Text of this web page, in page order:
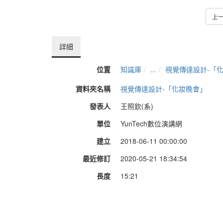
上
詳細
位置 知識庫 ...
視覺傳達設計-「化
資料夾名稱
視覺傳達設計-「化妝晚會」
發表人
王照欽(系)
單位
YunTech數位演講網
建立
2018-06-11 00:00:00
最近修訂
2020-05-21 18:34:54
長度
15:21